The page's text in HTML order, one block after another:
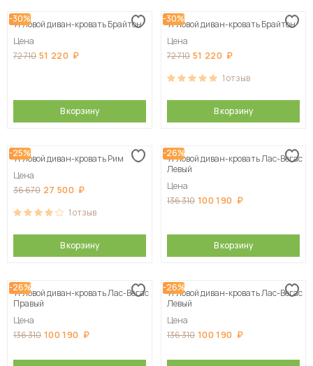
-30%
Угловой диван-кровать Брайтон
Цена
72 710 51 220
В корзину
-30%
Угловой диван-кровать Брайтон
Цена
72 710 51 220
1отзыв
В корзину
-25%
Угловой диван-кровать Рим
Цена
36 670 27 500
1отзыв
В корзину
-26%
Угловой диван-кровать Лас-Вегас
Левый
Цена
136 310 100 190
В корзину
-26%
Угловой диван-кровать Лас-Вегас
Правый
Цена
136 310 100 190
-26%
Угловой диван-кровать Лас-Вегас
Левый
Цена
136 310 100 190